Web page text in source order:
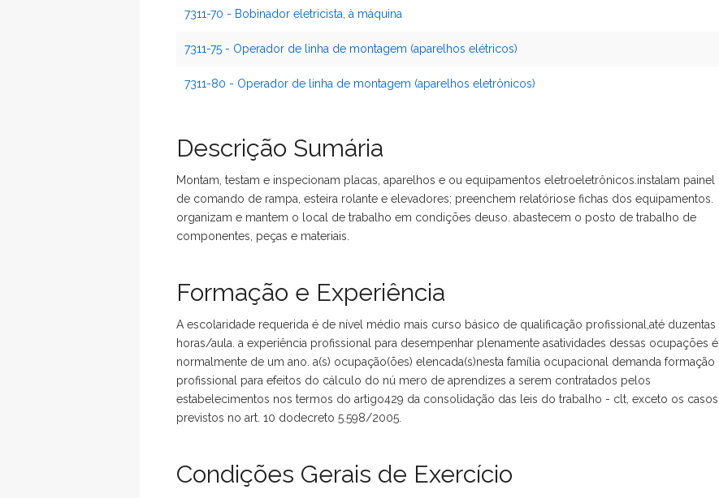
7311-70 - Bobinador eletricista, à máquina
7311-75 - Operador de linha de montagem (aparelhos elétricos)
7311-80 - Operador de linha de montagem (aparelhos eletrônicos)
Descrição Sumária
Montam, testam e inspecionam placas, aparelhos e ou equipamentos eletroeletrônicos.instalam painel
de comando de rampa, esteira rolante e elevadores; preenchem relatóriose fichas dos equipamentos.
organizam e mantem o local de trabalho em condições deuso. abastecem o posto de trabalho de
componentes, peças e materiais.
Formação e Experiência
A escolaridade requerida é de nível médio mais curso básico de qualificação profissional,até duzentas
horas/aula. a experiência profissional para desempenhar plenamente asatividades dessas ocupações é
normalmente de um ano. a(s) ocupação(ões) elencada(s)nesta família ocupacional demanda formação
profissional para efeitos do cálculo do nú mero de aprendizes a serem contratados pelos
estabelecimentos nos termos do artigo429 da consolidação das leis do trabalho - clt, exceto os casos
previstos no art. 10 dodecreto 5.598/2005.
Condições Gerais de Exercício